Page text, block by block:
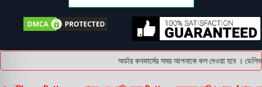
অর্ডার কনফার্মের সময় আপনাকে কল দেওয়া হবে ।